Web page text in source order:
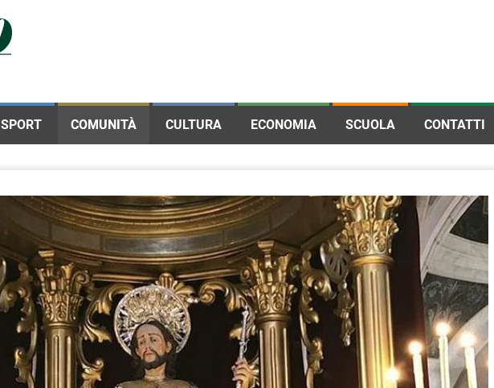
SPORT COMUNITÀ CULTURA ECONOMIA SCUOLA CONTATTI